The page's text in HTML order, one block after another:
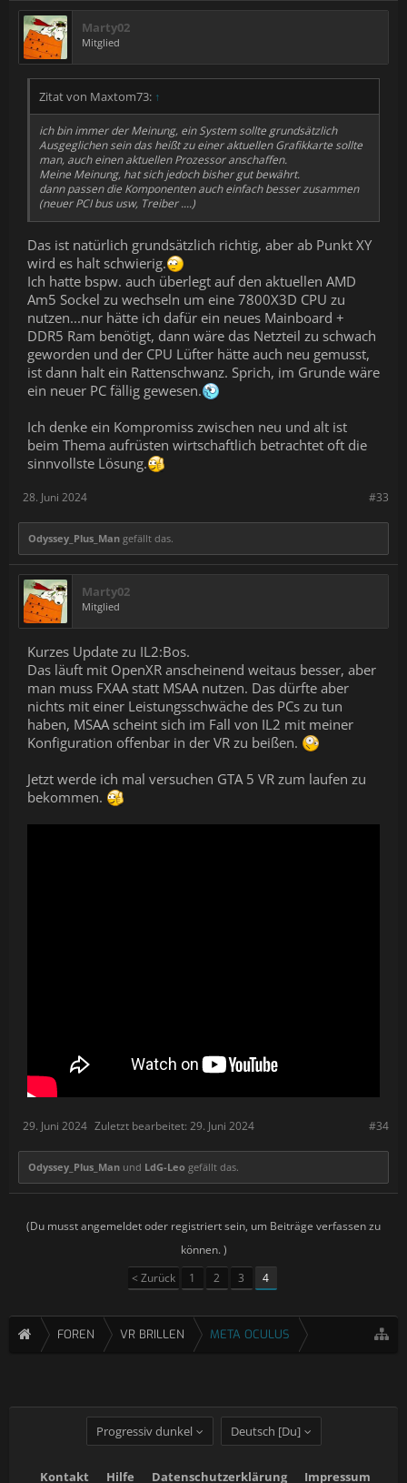
Marty02
Mitglied
Zitat von Maxtom73: ↑
ich bin immer der Meinung, ein System sollte grundsätzlich
Ausgeglichen sein das heißt zu einer aktuellen Grafikkarte sollte
man, auch einen aktuellen Prozessor anschaffen.
Meine Meinung, hat sich jedoch bisher gut bewährt.
dann passen die Komponenten auch einfach besser zusammen
(neuer PCI bus usw, Treiber ....)
Das ist natürlich grundsätzlich richtig, aber ab Punkt XY
wird es halt schwierig.
Ich hatte bspw. auch überlegt auf den aktuellen AMD
Am5 Sockel zu wechseln um eine 7800X3D CPU zu
nutzen...nur hätte ich dafür ein neues Mainboard +
DDR5 Ram benötigt, dann wäre das Netzteil zu schwach
geworden und der CPU Lüfter hätte auch neu gemusst,
ist dann halt ein Rattenschwanz. Sprich, im Grunde wäre
ein neuer PC fällig gewesen.
Ich denke ein Kompromiss zwischen neu und alt ist
beim Thema aufrüsten wirtschaftlich betrachtet oft die
sinnvollste Lösung.
#33
28. Juni 2024
Odyssey_Plus_Man gefällt das.
Marty02
Mitglied
Kurzes Update zu IL2:Bos.
Das läuft mit OpenXR anscheinend weitaus besser, aber
man muss FXAA statt MSAA nutzen. Das dürfte aber
nichts mit einer Leistungsschwäche des PCs zu tun
haben, MSAA scheint sich im Fall von IL2 mit meiner
Konfiguration offenbar in der VR zu beißen.
Jetzt werde ich mal versuchen GTA 5 VR zum laufen zu
bekommen.
#34
29. Juni 2024 Zuletzt bearbeitet: 29. Juni 2024
Odyssey_Plus_Man und LdG-Leo gefällt das.
(Du musst angemeldet oder registriert sein, um Beiträge verfassen zu
können. )
< Zurück
1 2 3 4
FOREN VR BRILLEN META OCULUS
Progressiv dunkel Deutsch [Du]
Kontakt Hilfe Datenschutzerklärung Impressum